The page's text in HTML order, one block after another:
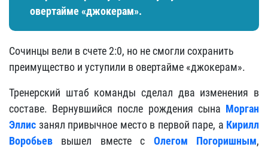
овертайме «джокерам».
Сочинцы вели в счете 2:0, но не смогли сохранить
преимущество и уступили в овертайме «джокерам».
Тренерский штаб команды сделал два изменения в
составе. Вернувшийся после рождения сына Морган
Эллис занял привычное место в первой паре, а Кирилл
Воробьев вышел вместе с Олегом Погоришным,